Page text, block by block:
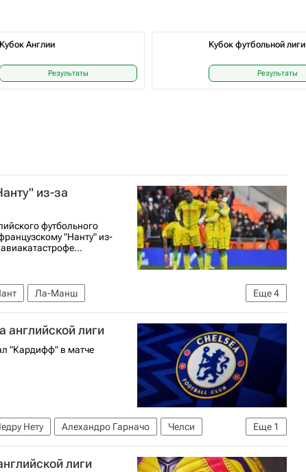
Кубок Англии
Результаты
Кубок футбольной лиги
Результаты
из-за
футбольного
"Нанту" из-
Еще4
Ла-Манш
Эмилиано Сала
Нант
лиги
"Кардифф" в матче
Еще 1
Нету Алехандро Гарначо
Челси
лиги